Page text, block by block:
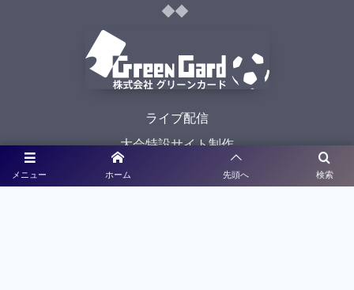
メニュー 検索
ホーム 先頭へ
ライブ配信
大会特設サイト制作